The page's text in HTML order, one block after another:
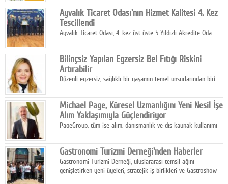
sokak kedisi Frankie ile başlayan sıra dışı bir hikâyeyi konu
alıyor.
Ayvalık Ticaret Odası'nın Hizmet Kalitesi 4. Kez
Tescillendi
Ayvalık Ticaret Odası, 4. kez üst üste 5 Yıldızlı Akredite Oda
törenle aldı.
Bilinçsiz Yapılan Egzersiz Bel Fıtığı Riskini
Artırabilir
Düzenli egzersiz, sağlıklı bir yaşamın temel unsurlarından biri
uygulamaları vücutta istenmeyen sonuçlara neden olabiliyor.
Michael Page, Küresel Uzmanlığını Yeni Nesil İşe
Alım Yaklaşımıyla Güçlendiriyor
PageGroup, tüm işe alım, danışmanlık ve dış kaynak kullanımı
Gastronomi Turizmi Derneği'nden Haberler
Gastronomi Turizmi Derneği, uluslararası temsil ağını
genişletirken yeni üyeleri, stratejik iş birlikleri ve Gastroshow